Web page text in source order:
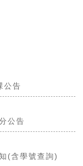
公告
公告
(含學號查詢)